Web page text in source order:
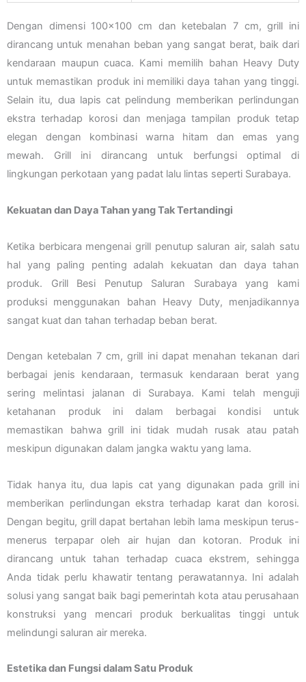
Dengan dimensi 100×100 cm dan ketebalan 7 cm, grill ini
dirancang untuk menahan beban yang sangat berat, baik dari
kendaraan maupun cuaca. Kami memilih bahan Heavy Duty
untuk memastikan produk ini memiliki daya tahan yang tinggi.
Selain itu, dua lapis cat pelindung memberikan perlindungan
ekstra terhadap korosi dan menjaga tampilan produk tetap
elegan dengan kombinasi warna hitam dan emas yang
mewah. Grill ini dirancang untuk berfungsi optimal di
lingkungan perkotaan yang padat lalu lintas seperti Surabaya.
Kekuatan dan Daya Tahan yang Tak Tertandingi
Ketika berbicara mengenai grill penutup saluran air, salah satu
hal yang paling penting adalah kekuatan dan daya tahan
produk. Grill Besi Penutup Saluran Surabaya yang kami
produksi menggunakan bahan Heavy Duty, menjadikannya
sangat kuat dan tahan terhadap beban berat.
Dengan ketebalan 7 cm, grill ini dapat menahan tekanan dari
berbagai jenis kendaraan, termasuk kendaraan berat yang
sering melintasi jalanan di Surabaya. Kami telah menguji
ketahanan produk ini dalam berbagai kondisi untuk
memastikan bahwa grill ini tidak mudah rusak atau patah
meskipun digunakan dalam jangka waktu yang lama.
Tidak hanya itu, dua lapis cat yang digunakan pada grill ini
memberikan perlindungan ekstra terhadap karat dan korosi.
Dengan begitu, grill dapat bertahan lebih lama meskipun terus-
menerus terpapar oleh air hujan dan kotoran. Produk ini
dirancang untuk tahan terhadap cuaca ekstrem, sehingga
Anda tidak perlu khawatir tentang perawatannya. Ini adalah
solusi yang sangat baik bagi pemerintah kota atau perusahaan
konstruksi yang mencari produk berkualitas tinggi untuk
melindungi saluran air mereka.
Estetika dan Fungsi dalam Satu Produk